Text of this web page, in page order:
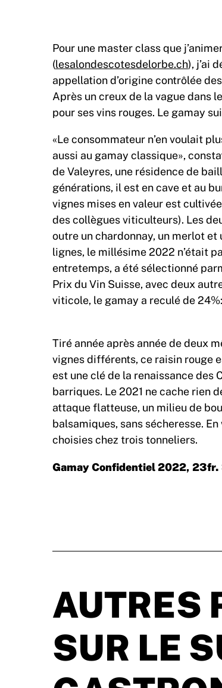
Pour une master class que
(lesalondescotesdelorbe.ch), j’ai
appellation d’origine contrôlée
Après un creux de la vague dans
pour ses vins rouges. Le gamay
«Le consommateur n’en voulait
aussi au gamay classique»,
de Valeyres, une résidence de
générations, il est en cave et au
vignes mises en valeur est
des collègues viticulteurs). Les
outre un chardonnay, un merlot et
lignes, le millésime 2022 n’était
entretemps, a été sélectionné
Prix du Vin Suisse, avec deux
viticole, le gamay a reculé de
Tiré année après année de deux
vignes différents, ce raisin rouge
est une clé de la renaissance des
barriques. Le 2021 ne cache rien
attaque flatteuse, un milieu de
balsamiques, sans sécheresse.
choisies chez trois tonneliers.
Gamay Confidentiel 2022,
AUTRES
SUR LE